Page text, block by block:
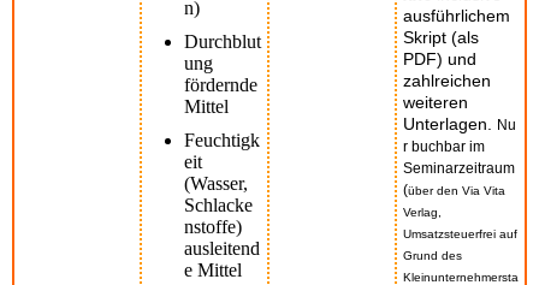
n)
Durchblut
ung
fördernde
Mittel
Feuchtigk
eit
(Wasser,
Schlacke
nstoffe)
ausleitend
e Mittel
ausführlichem
Skript (als
PDF) und
zahlreichen
weiteren
Unterlagen.
Nu
r buchbar im
Seminarzeitraum
(über den Via Vita
Verlag,
Umsatzsteuerfrei auf
Grund des
Kleinunternehmersta